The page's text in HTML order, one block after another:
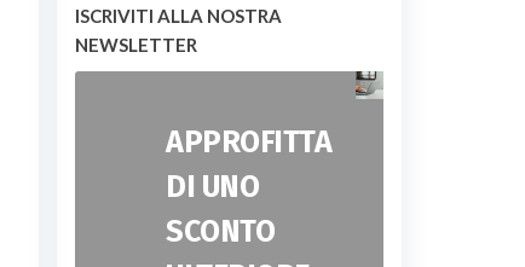
ISCRIVITI ALLA NOSTRA
NEWSLETTER
APPROFITTA
DI UNO
SCONTO